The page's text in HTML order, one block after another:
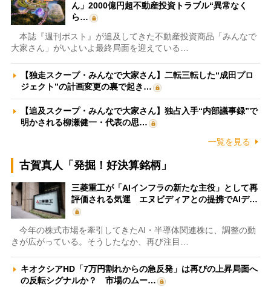
ん」2000億円超不動産投資トラブル“異常なく
ら…
本誌『週刊ポスト』が追及してきた不動産投資商品「みんなで
大家さん」がいよいよ最終局面を迎えている…
【独走スクープ・みんなで大家さん】二転三転した“成田プロ
ジェクト”の計画変更の裏で起き…
【追及スクープ・みんなで大家さん】独占入手“内部議事録”で
明かされる柳瀬健一・代表の思…
一覧を見る
古賀真人「発掘！好決算銘柄」
三菱重工が「AIインフラの新たな主役」として再
評価される気運 エヌビディアとの提携でAIデ…
今年の株式市場を牽引してきたAI・半導体関連株に、調整の動
きが広がっている。そうしたなか、再び注目…
キオクシアHD「7万円割れからの急反発」は再びの上昇局面へ
の反転シグナルか？ 市場のムー…